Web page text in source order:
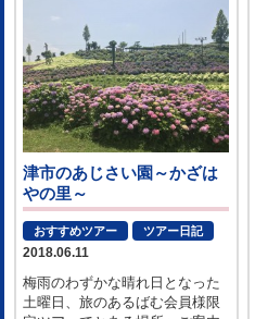
津市のあじさい園～かざは
やの里～
おすすめツアー ツアー日記
2018.06.11
梅雨のわずかな晴れ日となった
土曜日、旅のあるばむ会員様限